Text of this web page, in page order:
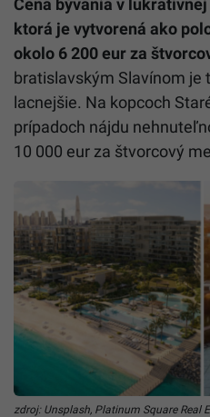
Cena bývania v
ktorá je vytvorená ako
okolo 6 200 eur za
bratislavským Slavínom je
lacnejšie. Na kopcoch
prípadoch nájdu
10 000 eur za štvorcový
zdroj: Unsplash, Platinum Square Real